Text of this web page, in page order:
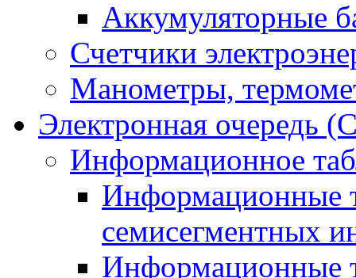
Аккумуляторные
Счетчики
Манометры,
Электронная очередь
Информационное
Информационные
семисегментных
Информационные